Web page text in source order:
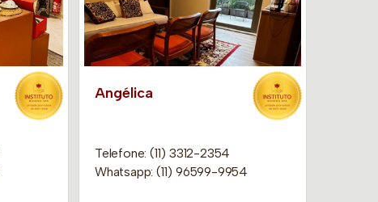
Angélica
Telefone: (11) 3312-2354
Whatsapp: (11) 96599-9954